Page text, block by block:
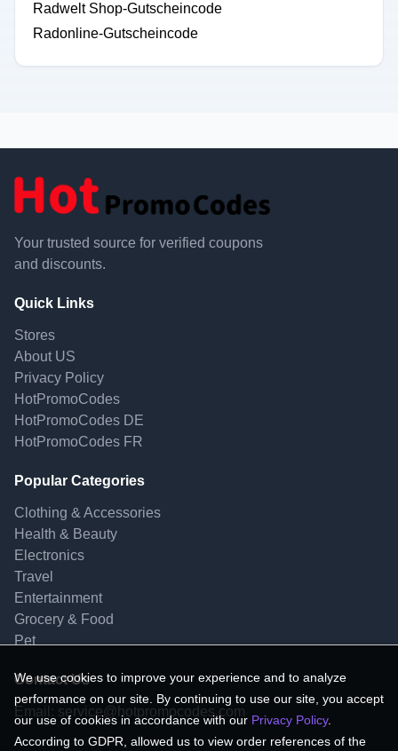
Radwelt Shop-Gutscheincode
Radonline-Gutscheincode
Your trusted source for verified coupons
and discounts.
Quick Links
Stores
About US
Privacy Policy
HotPromoCodes
HotPromoCodes DE
HotPromoCodes FR
Popular Categories
Clothing & Accessories
Health & Beauty
Electronics
Travel
Entertainment
Grocery & Food
Pet
Contact Us
Email: service@hotpromocodes.com
We use cookies to improve your experience and to analyze
performance on our site. By continuing to use our site, you accept
our use of cookies in accordance with our Privacy Policy.
According to GDPR, allowed us to view order references of the